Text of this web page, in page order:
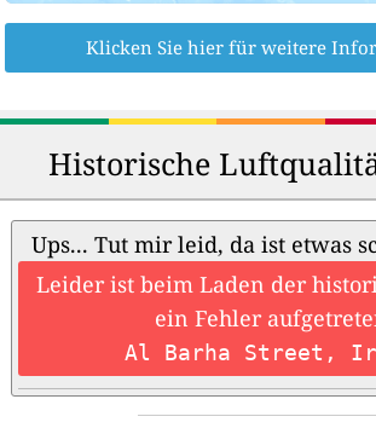
Klicken Sie hier für weitere
Historische
Ups... Tut mir leid, da ist etwas
Leider ist beim Laden der
ein Fehler
Al Barha Street,